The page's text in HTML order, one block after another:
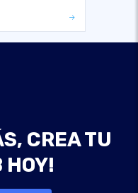
CREA TU
HOY!